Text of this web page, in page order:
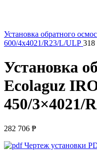
Установка обратного
600/4x4021/R23/L/ULP 318
Установка
Ecolaguz
450/3×4021/
282 706 ₱
Чертеж установки